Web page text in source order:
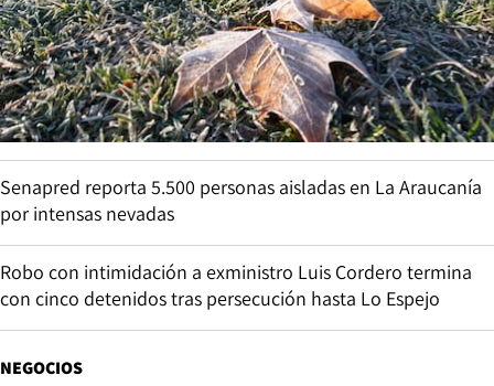
Senapred reporta 5.500 personas aisladas en La Araucanía
por intensas nevadas
Robo con intimidación a exministro Luis Cordero termina
con cinco detenidos tras persecución hasta Lo Espejo
NEGOCIOS